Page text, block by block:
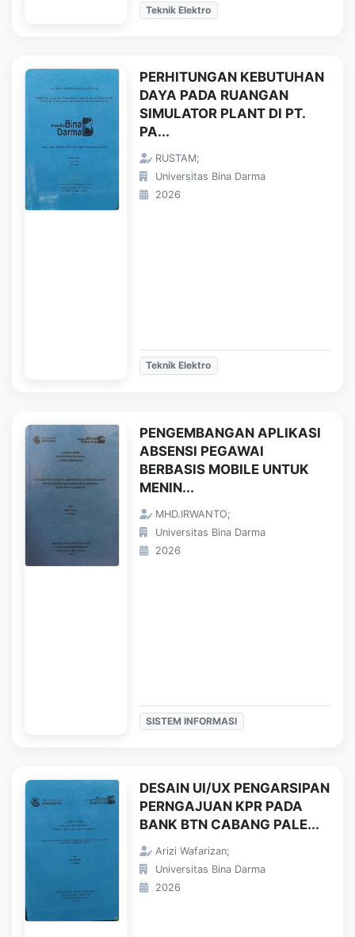
Teknik Elektro
PERHITUNGAN KEBUTUHAN
DAYA PADA RUANGAN
SIMULATOR PLANT DI PT.
PA...
RUSTAM;
Universitas Bina Darma
2026
Teknik Elektro
PENGEMBANGAN APLIKASI
ABSENSI PEGAWAI
BERBASIS MOBILE UNTUK
MENIN...
MHD.IRWANTO;
Universitas Bina Darma
2026
SISTEM INFORMASI
DESAIN UI/UX PENGARSIPAN
PERNGAJUAN KPR PADA
BANK BTN CABANG PALE...
Arizi Wafarizan;
Universitas Bina Darma
2026